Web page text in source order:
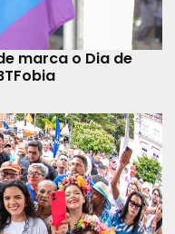
marca o Dia de